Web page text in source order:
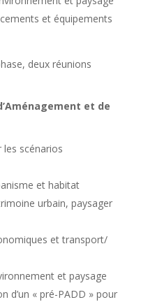
et équipements
deux réunions
et de
les scénarios
et habitat
urbain, paysager
et transport/
et paysage
d’un « pré-PADD » pour